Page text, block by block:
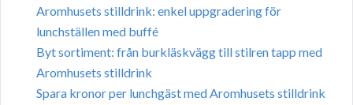
Aromhusets stilldrink: enkel uppgradering för
lunchställen med buffé
Byt sortiment: från burkläskvägg till stilren tapp med
Aromhusets stilldrink
Spara kronor per lunchgäst med Aromhusets stilldrink